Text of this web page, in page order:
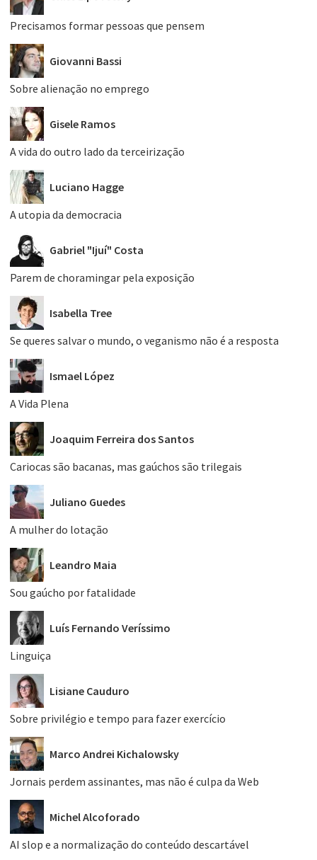
Precisamos formar pessoas que pensem
Giovanni Bassi
Sobre alienação no emprego
Gisele Ramos
A vida do outro lado da terceirização
Luciano Hagge
A utopia da democracia
Gabriel "Ijuí" Costa
Parem de choramingar pela exposição
Isabella Tree
Se queres salvar o mundo, o veganismo não é a resposta
Ismael López
A Vida Plena
Joaquim Ferreira dos Santos
Cariocas são bacanas, mas gaúchos são trilegais
Juliano Guedes
A mulher do lotação
Leandro Maia
Sou gaúcho por fatalidade
Luís Fernando Veríssimo
Linguiça
Lisiane Cauduro
Sobre privilégio e tempo para fazer exercício
Marco Andrei Kichalowsky
Jornais perdem assinantes, mas não é culpa da Web
Michel Alcoforado
AI slop e a normalização do conteúdo descartável